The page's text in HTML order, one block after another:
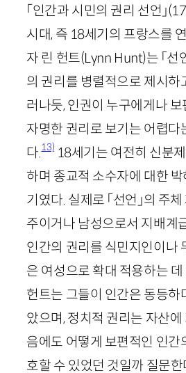
「인간과 시민의 권리 선언」(
시대, 즉 18세기의 프랑스를
자 린 헌트(Lynn Hunt)는 「선
의 권리를 병렬적으로 제시하
러나듯, 인권이 누구에게나
자명한 권리로 보기는 어렵다
다.13) 18세기는 여전히 신분
하며 종교적 소수자에 대한
기였다. 실제로 「선언」의 주
주이거나 남성으로서 지배계
인간의 권리를 식민지인이나
은 여성으로 확대 적용하는
헌트는 그들이 인간은 동등하
았으며, 정치적 권리는 자산
음에도 어떻게 보편적인 인간
호할 수 있었던 것일까 질문